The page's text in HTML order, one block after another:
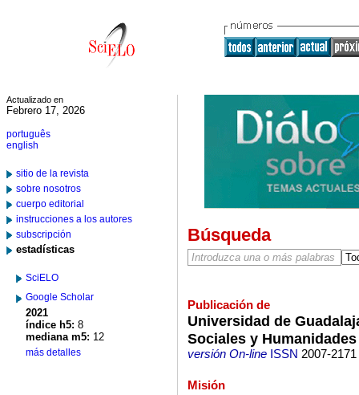
Actualizado en
Febrero 17, 2026
português
english
sitio de la revista
sobre nosotros
cuerpo editorial
instrucciones a los autores
subscripción
estadísticas
SciELO
Google Scholar
2021
índice h5: 8
mediana m5: 12
más detalles
Búsqueda
Publicación de
Universidad de
Sociales y Humanidades
versión On-lineISSN 2007-2171
Misión